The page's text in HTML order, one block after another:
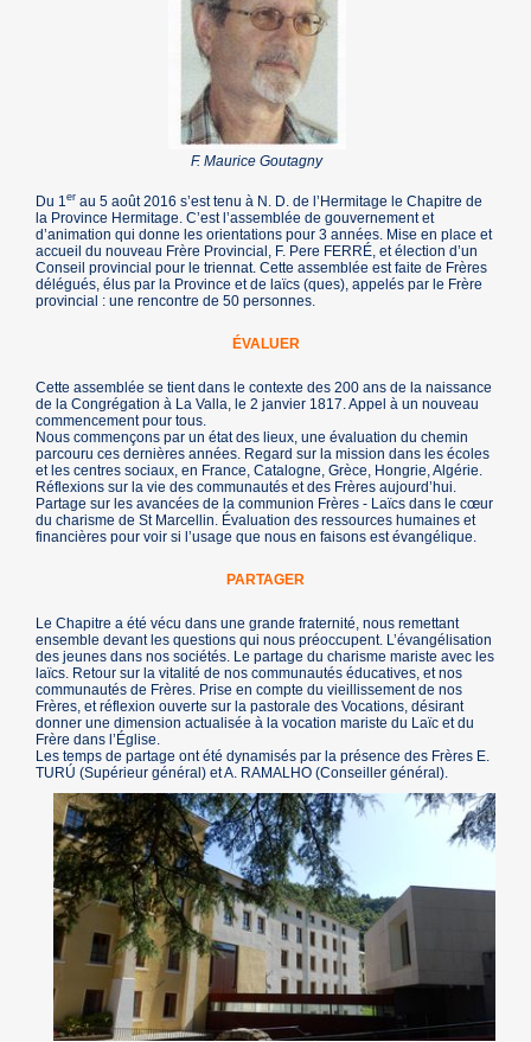
F. Maurice Goutagny
Du 1er au 5 août 2016 s’est tenu à N. D. de l’Hermitage le Chapitre de
la Province Hermitage. C’est l’assemblée de gouvernement et
d’animation qui donne les orientations pour 3 années. Mise en place et
accueil du nouveau Frère Provincial, F. Pere FERRÉ, et élection d’un
Conseil provincial pour le triennat. Cette assemblée est faite de Frères
délégués, élus par la Province et de laïcs (ques), appelés par le Frère
provincial : une rencontre de 50 personnes.
ÉVALUER
Cette assemblée se tient dans le contexte des 200 ans de la naissance
de la Congrégation à La Valla, le 2 janvier 1817. Appel à un nouveau
commencement pour tous.
Nous commençons par un état des lieux, une évaluation du chemin
parcouru ces dernières années. Regard sur la mission dans les écoles
et les centres sociaux, en France, Catalogne, Grèce, Hongrie, Algérie.
Réflexions sur la vie des communautés et des Frères aujourd’hui.
Partage sur les avancées de la communion Frères - Laïcs dans le cœur
du charisme de St Marcellin. Évaluation des ressources humaines et
financières pour voir si l’usage que nous en faisons est évangélique.
PARTAGER
Le Chapitre a été vécu dans une grande fraternité, nous remettant
ensemble devant les questions qui nous préoccupent. L’évangélisation
des jeunes dans nos sociétés. Le partage du charisme mariste avec les
laïcs. Retour sur la vitalité de nos communautés éducatives, et nos
communautés de Frères. Prise en compte du vieillissement de nos
Frères, et réflexion ouverte sur la pastorale des Vocations, désirant
donner une dimension actualisée à la vocation mariste du Laïc et du
Frère dans l’Église.
Les temps de partage ont été dynamisés par la présence des Frères E.
TURÚ (Supérieur général) et A. RAMALHO (Conseiller général).